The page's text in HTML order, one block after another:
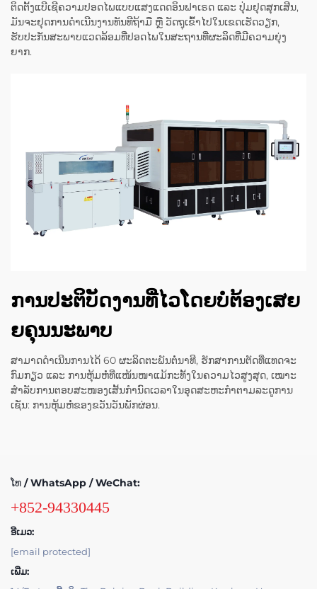
ຕິດຕັ້ງແບີເຊີຄວາມປອດໄພແບບແສງແດດອິນຟາເຣດ ແລະ ປຸ່ມຢຸດສຸກເສີນ,
ມັນຈະຢຸດການດຳເນີນງານທັນທີຖ້າມື ຫຼື ວັດຖຸເຂົ້າໄປໃນເຂດເຮັດວຽກ,
ຮັບປະກັນສະພາບແວດລ້ອມທີ່ປອດໄພໃນສະຖານທີ່ຜະລິດທີ່ມີຄວາມຍຸ່ງ
ຍາກ.
ການປະຕິບັດງານທີ່ໄວໂດຍບໍ່ຕ້ອງເສຍ
ຍຄຸນນະພາບ
ສາມາດດຳເນີນການໄດ້ 60 ຜະລິດຕະພັນຕໍ່ນາທີ, ຮັກສາການຕັດທີ່ແທດຈະ
ກົມກຽວ ແລະ ການຫຸ້ມຫໍ່ທີ່ແໜ້ນໜາແມ້ກະທັ້ງໃນຄວາມໄວສູງສຸດ, ເໝາະ
ສຳລັບການຕອບສະໜອງເສັ້ນກຳນົດເວລາໃນອຸດສະຫະກຳຕາມລະດູການ
ເຊັ່ນ: ການຫຸ້ມຫໍ່ຂອງຂວັນວັນພັກຜ່ອນ.
ໂທ / WhatsApp / WeChat:
+852-94330445
ອີເມວ:
[email protected]
ເພີ່ມ: